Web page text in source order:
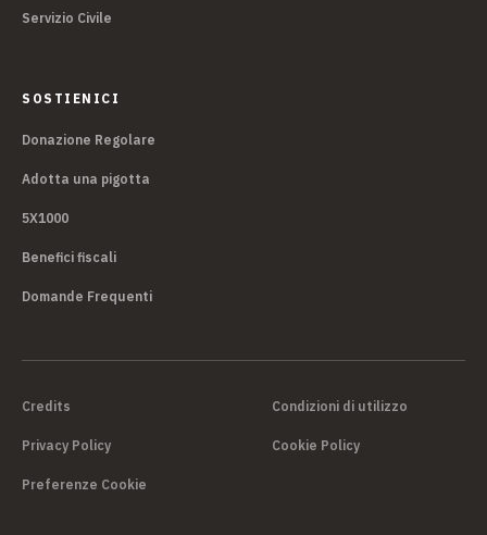
Servizio Civile
SOSTIENICI
Donazione Regolare
Adotta una pigotta
5X1000
Benefici fiscali
Domande Frequenti
Credits Condizioni di utilizzo
Privacy Policy Cookie Policy
Preferenze Cookie